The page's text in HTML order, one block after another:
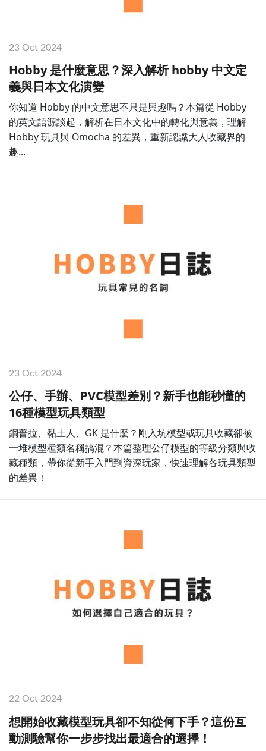
23 Oct 2024
Hobby 是什麼意思？深入解析 hobby 中文定
義與日本文化演變
你知道 Hobby 的中文意思不只是興趣嗎？本篇從 Hobby
的英文語源談起，解析在日本文化中的轉化與意義，理解
Hobby 玩具與 Omocha 的差異，重新認識大人收藏界的
趣...
23 Oct 2024
公仔、手辦、PVC模型差別？新手也能秒懂的
16種模型玩具類型
鋼普拉、黏土人、GK 是什麼？剛入坑模型或玩具收藏卻被
一堆模型種類名稱搞混？本篇整理公仔模型的等級分類與收
藏種類，帶你從新手入門到資深玩家，快速理解各玩具類型
的差異！
22 Oct 2024
想開始收藏模型玩具卻不知從何下手？這份互
動測驗幫你一步步找出最適合的選擇！